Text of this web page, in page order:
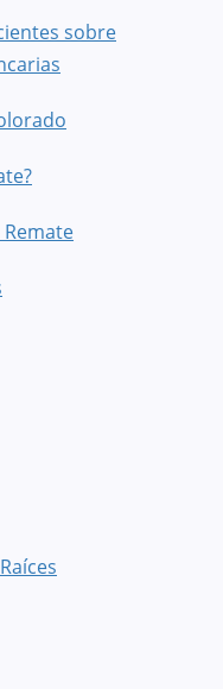
sobre